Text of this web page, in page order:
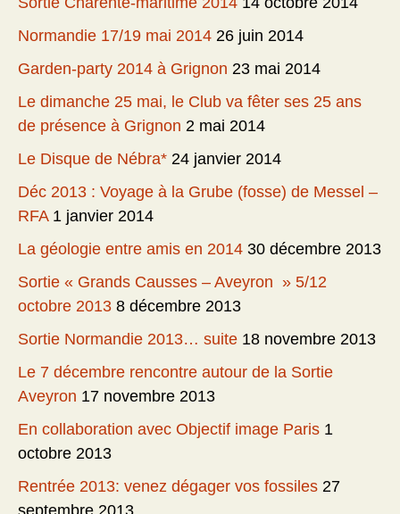
Normandie 17/19 mai 2014 26 juin 2014
Garden-party 2014 à Grignon 23 mai 2014
Le dimanche 25 mai, le Club va fêter ses 25 ans
de présence à Grignon 2 mai 2014
Le Disque de Nébra* 24 janvier 2014
Déc 2013 : Voyage à la Grube (fosse) de Messel –
RFA 1 janvier 2014
La géologie entre amis en 2014 30 décembre 2013
Sortie « Grands Causses – Aveyron » 5/12
octobre 2013 8 décembre 2013
Sortie Normandie 2013… suite 18 novembre 2013
Le 7 décembre rencontre autour de la Sortie
Aveyron 17 novembre 2013
En collaboration avec Objectif image Paris 1
octobre 2013
Rentrée 2013: venez dégager vos fossiles 27
septembre 2013